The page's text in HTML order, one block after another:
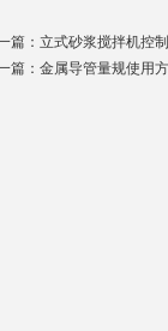
篇： 立式砂浆搅拌机控
篇： 金属导管量规使用